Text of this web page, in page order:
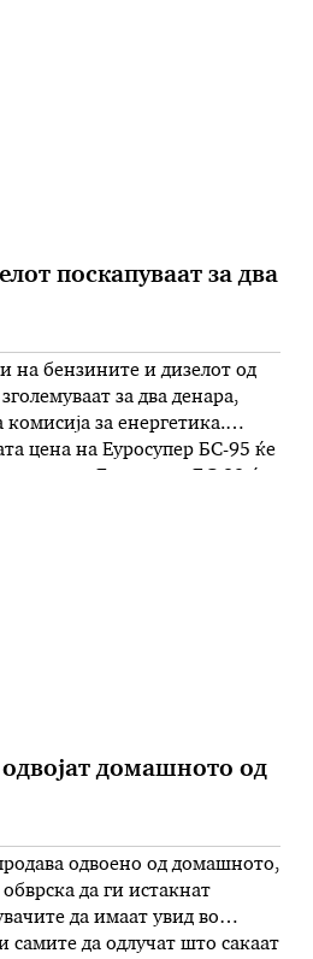
поскапуваат за два
на бензините и дизелот од
за два денара,
комисија за енергетика.
цена на Еуросупер БС-95 ќе
домашното од
одвоено од домашното,
да ги истакнат
да имаат увид во
самите да одлучат што сакаат